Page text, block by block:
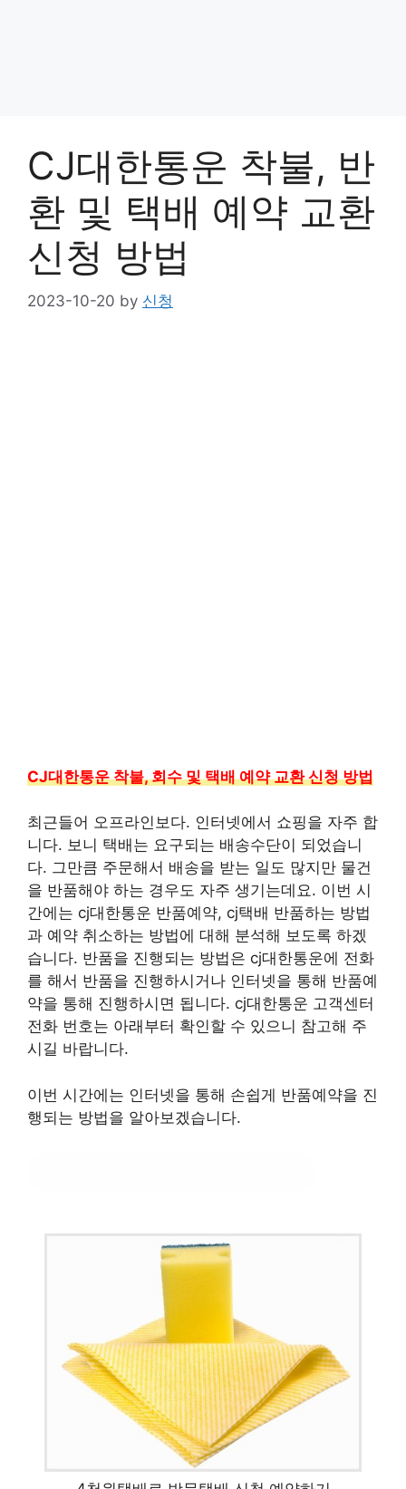
CJ대한통운 착불, 반
환 및 택배 예약 교환
신청 방법
2023-10-20 by 신청
CJ대한통운 착불, 회수 및 택배 예약 교환 신청 방법
최근들어 오프라인보다. 인터넷에서 쇼핑을 자주 합
니다. 보니 택배는 요구되는 배송수단이 되었습니
다. 그만큼 주문해서 배송을 받는 일도 많지만 물건
을 반품해야 하는 경우도 자주 생기는데요. 이번 시
간에는 cj대한통운 반품예약, cj택배 반품하는 방법
과 예약 취소하는 방법에 대해 분석해 보도록 하겠
습니다. 반품을 진행되는 방법은 cj대한통운에 전화
를 해서 반품을 진행하시거나 인터넷을 통해 반품예
약을 통해 진행하시면 됩니다. cj대한통운 고객센터
전화 번호는 아래부터 확인할 수 있으니 참고해 주
시길 바랍니다.
이번 시간에는 인터넷을 통해 손쉽게 반품예약을 진
행되는 방법을 알아보겠습니다.